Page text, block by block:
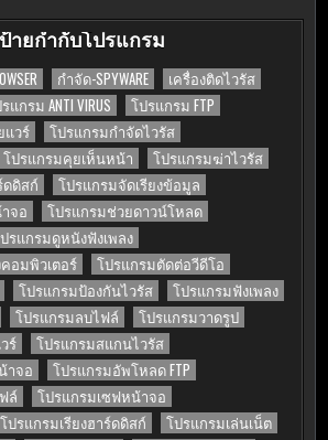
ป้ายกำกับโปรแกรม
กำจัด-SPYWARE
เครื่องติดไวรัส
แกรม ANTI VIRUS
โปรแกรม FTP
แวร์
โปรแกรมกำจัดไวรัส
โปรแกรมคุยเห็นหน้า
โปรแกรมฆ่าไวรัส
ดิสก์
โปรแกรมจัดเรียงข้อมูล
จอ
โปรแกรมช่วยดาวน์โหลด
รแกรมดูหนังฟังเพลง
อมพิวเตอร์
โปรแกรมตัดต่อวีดีโอ
โปรแกรมป้องกันไวรัส
โปรแกรมฟังเพลง
โปรแกรมลบไฟล์
โปรแกรมวาดรูป
ร์
โปรแกรมสแกนไวรัส
าจอ
โปรแกรมอัพโหลด FTP
ล์
โปรแกรมเซฟหน้าจอ
โปรแกรมเรียงฮาร์ดดิสก์
โปรแกรมเล่นเน็ต